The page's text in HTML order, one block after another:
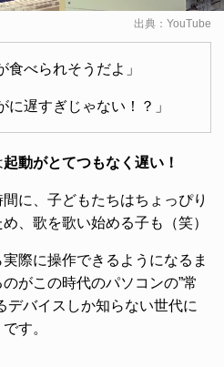
出典： YouTube
食べられそうだよ」
に遅すぎじゃない！？」
起動がとてつもなく遅い！
に、子どもたちはちょっぴり
、歌を歌い始める子も（笑）
際に操作できるようになるま
がこの時代のパソコンの”常
デバイスしか知らない世代に
す。